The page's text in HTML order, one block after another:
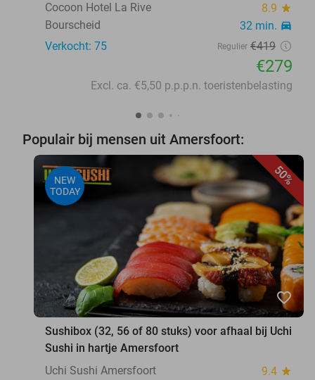
Cocoon Hotel La Rive
8.9 star
Bourscheid 32 min. directions_car
Verkocht: 75 Regulier €419
€279
Excl. ca. €5,50 p.p.p.n. toeristenbelasting
Populair bij mensen uit Amersfoort:
50%
NEW
TODAY
favorite_border
Sushibox (32, 56 of 80 stuks) voor afhaal bij Uchi
Sushi in hartje Amersfoort
Uchi Sushi Amersfoort
9.4 star